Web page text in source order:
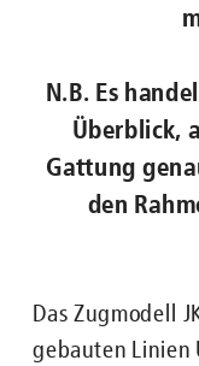
N.B. Es
Überblick,
Gattung
den
Das Zugmodell
gebauten Linien